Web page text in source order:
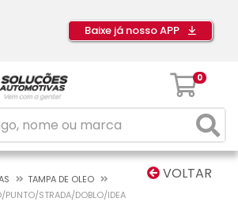
Baixe já nosso APP
0
VOLTAR
TAMPA DE OLEO
PUNTO/STRADA/DOBLO/IDEA